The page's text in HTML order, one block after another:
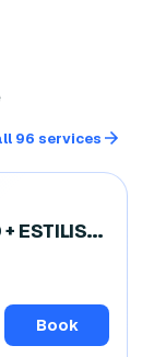
96 services
BLOWER/ SECADO + ESTILISMO
Book